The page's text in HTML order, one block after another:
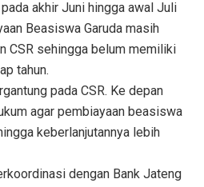
akhir Juni hingga awal Juli
Beasiswa Garuda masih
CSR sehingga belum memiliki
tahun.
pada CSR. Ke depan
agar pembiayaan beasiswa
keberlanjutannya lebih
dengan Bank Jateng